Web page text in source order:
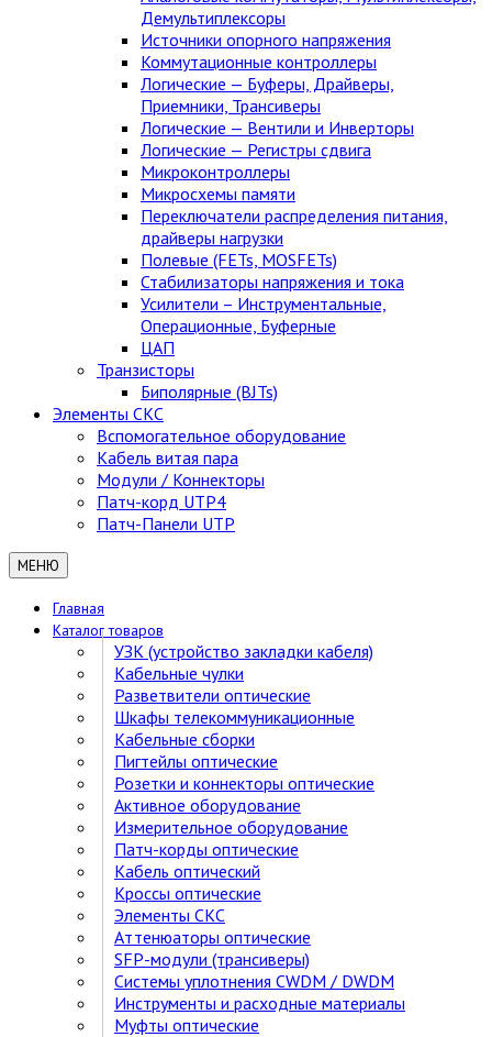
Демультиплексоры
Источники опорного напряжения
Коммутационные контроллеры
Логические — Буферы, Драйверы,
Приемники, Трансиверы
Логические — Вентили и Инверторы
Логические — Регистры сдвига
Микроконтроллеры
Микросхемы памяти
Переключатели распределения питания,
драйверы нагрузки
Полевые (FETs, MOSFETs)
Стабилизаторы напряжения и тока
Усилители – Инструментальные,
Операционные, Буферные
ЦАП
Транзисторы
Биполярные (BJTs)
Элементы СКС
Вспомогательное оборудование
Кабель витая пара
Модули / Коннекторы
Патч-корд UTP4
Патч-Панели UTP
МЕНЮ
Главная
Каталог товаров
УЗК (устройство закладки кабеля)
Кабельные чулки
Разветвители оптические
Шкафы телекоммуникационные
Кабельные сборки
Пигтейлы оптические
Розетки и коннекторы оптические
Активное оборудование
Измерительное оборудование
Патч-корды оптические
Кабель оптический
Кроссы оптические
Элементы СКС
Аттенюаторы оптические
SFP-модули (трансиверы)
Cистемы уплотнения CWDM / DWDM
Инструменты и расходные материалы
Муфты оптические